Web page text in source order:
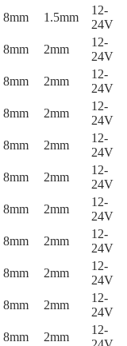
8mm 1.5mm
12-
24V
8mm 2mm
12-
24V
8mm 2mm
12-
24V
8mm 2mm
12-
24V
8mm 2mm
12-
24V
8mm 2mm
12-
24V
8mm 2mm
12-
24V
8mm 2mm
12-
24V
8mm 2mm
12-
24V
8mm 2mm
12-
24V
8mm 2mm
12-